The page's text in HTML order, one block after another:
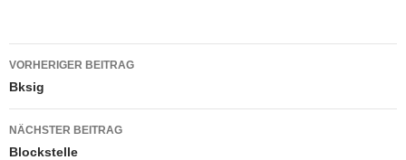
Beitragsnavigation
VORHERIGER BEITRAG
Bksig
NÄCHSTER BEITRAG
Blockstelle